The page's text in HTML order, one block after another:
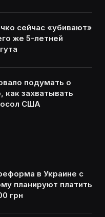
сейчас «убивают»
же 5-летней
подумать о
как захватывать
США
в Украине с
планируют платить
грн